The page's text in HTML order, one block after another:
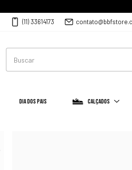
(11) 33614173
Dia dos Pais Calçados